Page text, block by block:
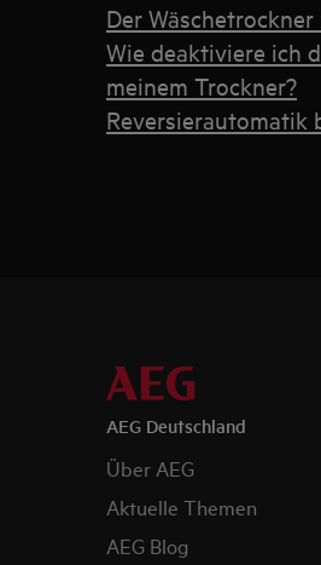
Der
Wie deaktiviere ich
meinem Trockner?
Reversierautomatik
AEG Deutschland
Über AEG
Aktuelle Themen
AEG Blog